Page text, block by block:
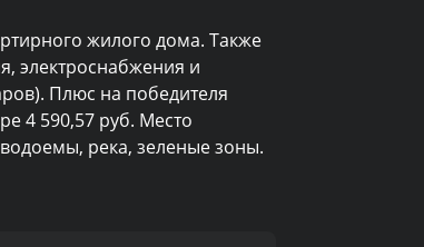
жилого дома. Также
электроснабжения и
Плюс на победителя
4 590,57 руб. Место
река, зеленые зоны.